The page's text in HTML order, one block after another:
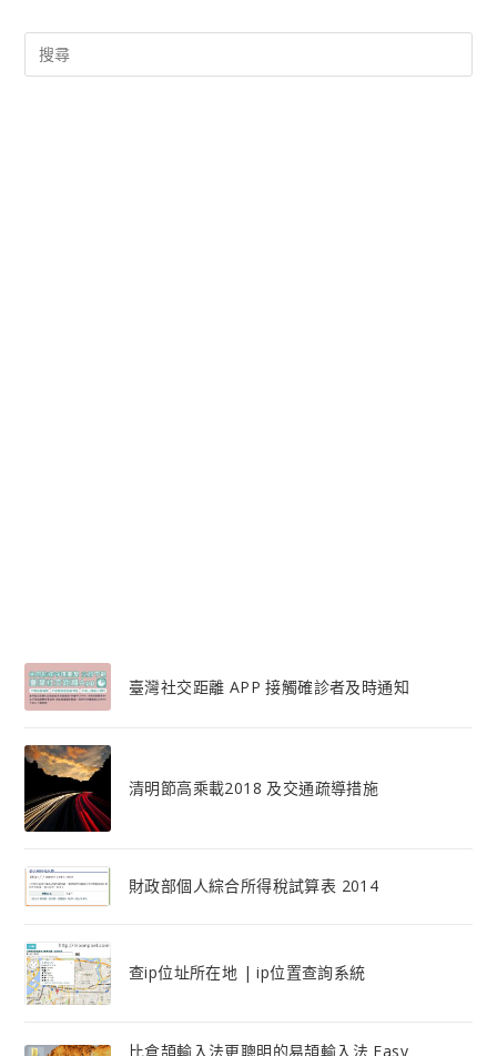
臺灣社交距離 APP 接觸確診者及時通知
清明節高乘載2018 及交通疏導措施
財政部個人綜合所得稅試算表 2014
查ip位址所在地 | ip位置查詢系統
比倉頡輸入法更聰明的易頡輸入法 Easy